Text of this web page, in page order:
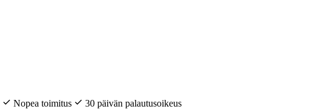
Nopea toimitus 30 päivän palautusoikeus